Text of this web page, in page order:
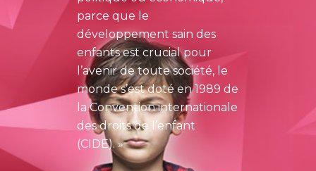
parce que le
développement sain des
enfants est crucial pour
l’avenir de toute société, le
monde s’est doté en 1989 de
la Convention internationale
des droits de l’enfant
(CIDE). »